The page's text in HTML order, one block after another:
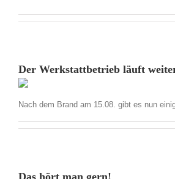
Der Werkstattbetrieb läuft
Nach dem Brand am 15.08. gibt es nun
Das hört man gern!